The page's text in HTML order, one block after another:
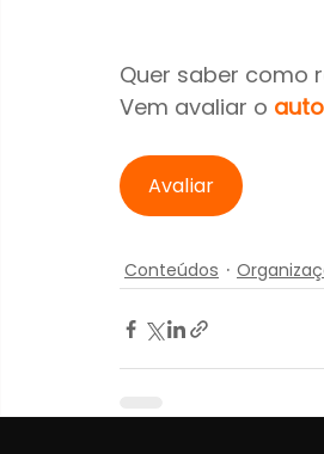
Quer saber como
Vem avaliar o auto
Avaliar
Conteúdos